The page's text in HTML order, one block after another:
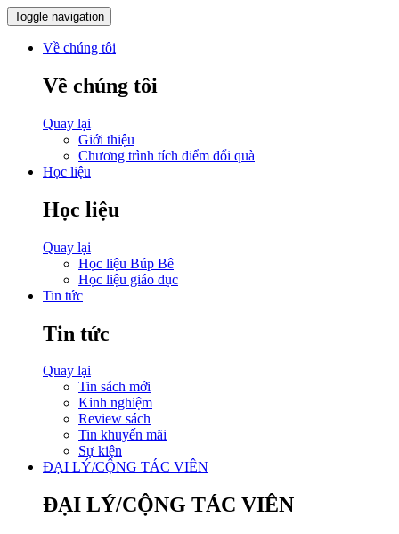
Toggle navigation
Về chúng tôi
Về chúng tôi
Quay lại
Giới thiệu
Chương trình tích điểm đổi quà
Học liệu
Học liệu
Quay lại
Học liệu Búp Bê
Học liệu giáo dục
Tin tức
Tin tức
Quay lại
Tin sách mới
Kinh nghiệm
Review sách
Tin khuyến mãi
Sự kiện
ĐẠI LÝ/CỘNG TÁC VIÊN
ĐẠI LÝ/CỘNG TÁC VIÊN